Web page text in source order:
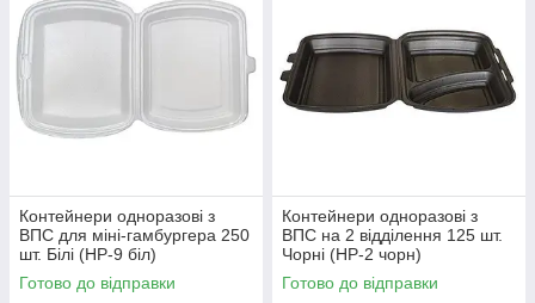
Контейнери одноразові з
ВПС для міні-гамбургера 250
шт. Білі (HP-9 біл)
Готово до відправки
Контейнери одноразові з
ВПС на 2 відділення 125 шт.
Чорні (HP-2 чорн)
Готово до відправки